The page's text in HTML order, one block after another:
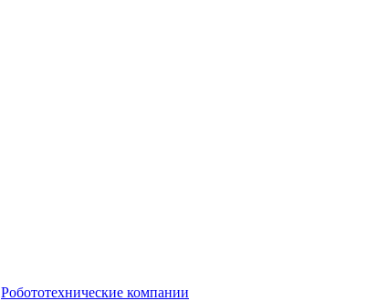
Робототехнические компании